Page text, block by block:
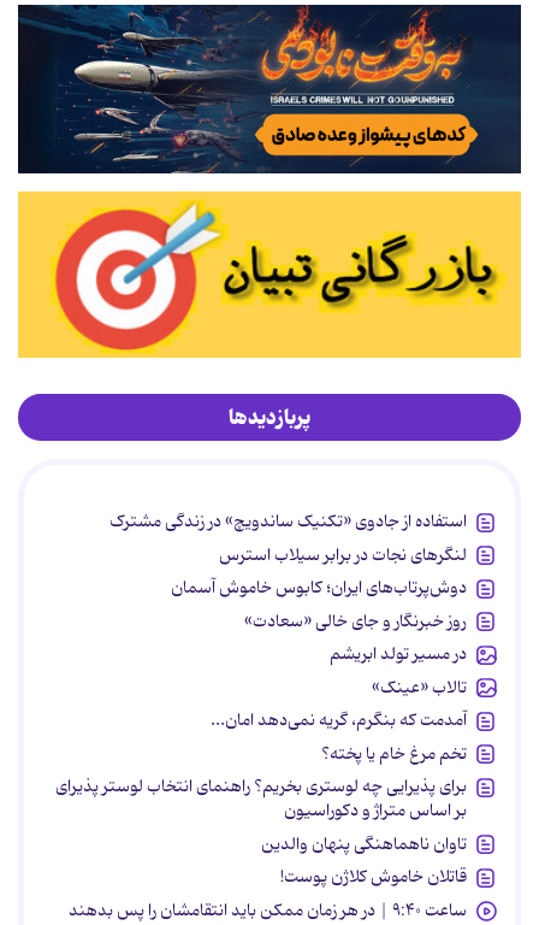
پربازدیدها
استفاده از جادوی «تکنیک ساندویچ» در زندگی مشترک
لنگرهای نجات در برابر سیلاب استرس
دوش‌پرتاب‌های ایران؛ کابوس خاموش آسمان
روز خبرنگار و جای خالی «سعادت»
در مسیر تولد ابریشم
تالاب «عینک»
آمدمت که بنگرم، گریه نمی‌دهد امان...
تخم مرغ خام یا پخته؟
برای پذیرایی چه لوستری بخریم؟ راهنمای انتخاب لوستر پذیرای
بر اساس متراژ و دکوراسیون
تاوان ناهماهنگی پنهان والدین
قاتلان خاموش کلاژن پوست!
ساعت ۹:۴۰ | در هر زمان ممکن باید انتقامشان را پس بدهند